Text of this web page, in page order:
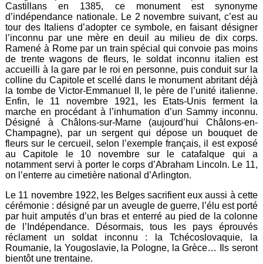
Castillans en 1385, ce monument est synonyme
d’indépendance nationale. Le 2 novembre suivant, c’est au
tour des Italiens d’adopter ce symbole, en faisant désigner
l’inconnu par une mère en deuil au milieu de dix corps.
Ramené à Rome par un train spécial qui convoie pas moins
de trente wagons de fleurs, le soldat inconnu italien est
accueilli à la gare par le roi en personne, puis conduit sur la
colline du Capitole et scellé dans le monument abritant déjà
la tombe de Victor-Emmanuel II, le père de l’unité italienne.
Enfin, le 11 novembre 1921, les Etats-Unis ferment la
marche en procédant à l’inhumation d’un Sammy inconnu.
Désigné à Châlons-sur-Marne (aujourd’hui Châlons-en-
Champagne), par un sergent qui dépose un bouquet de
fleurs sur le cercueil, selon l’exemple français, il est exposé
au Capitole le 10 novembre sur le catafalque qui a
notamment servi à porter le corps d’Abraham Lincoln. Le 11,
on l’enterre au cimetière national d’Arlington.
Le 11 novembre 1922, les Belges sacrifient eux aussi à cette
cérémonie : désigné par un aveugle de guerre, l’élu est porté
par huit amputés d’un bras et enterré au pied de la colonne
de l’Indépendance. Désormais, tous les pays éprouvés
réclament un soldat inconnu : la Tchécoslovaquie, la
Roumanie, la Yougoslavie, la Pologne, la Grèce… Ils seront
bientôt une trentaine.